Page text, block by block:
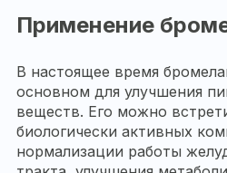
Применение
В настоящее время
основном для улучшения
веществ. Его можно
биологически активных
нормализации работы